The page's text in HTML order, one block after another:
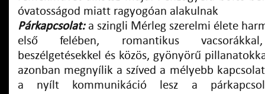
óvatosságod miatt ragyogóan alakulnak
Párkapcsolat:a szingli Mérleg szerelmi élete
első felében, romantikus vacsorákkal,
beszélgetésekkel és közös, gyönyörű
azonban megnyílik a szíved a mélyebb
a nyílt kommunikáció lesz a